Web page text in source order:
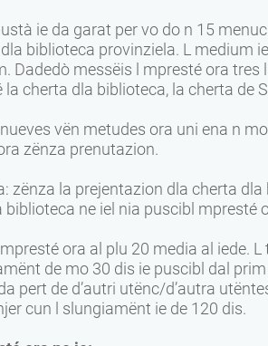
ie da garat per vo do n 15
dla biblioteca provinziela. L medium
Dadedò messëis l mpresté ora tres
la cherta dla biblioteca, la cherta de
nueves vën metudes ora uni ena n
zënza prenutazion.
zënza la prejentazion dla cherta
biblioteca ne iel nia puscibl mpresté
ora al plu 20 media al iede.
de mo 30 dis ie puscibl dal
pert de d’autri utënc/d’autra
cun l slungiamënt ie de 120 dis.